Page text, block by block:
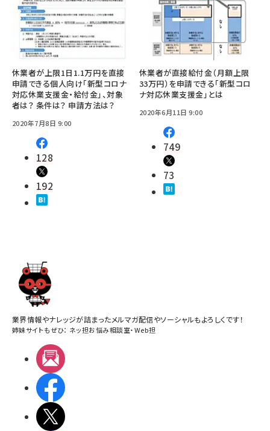
休業者が上限1日1.1万円を直接
申請できる個人向け「新型コロナ
対応休業支援金・給付金」、対象
者は？ 条件は？ 申請方法は？
2020年7月8日 9:00
128
192
休業者が直接給付金（月額上限
33万円）を申請できる「新型コロ
ナ対応休業支援金」とは
2020年6月11日 9:00
749
73
業界情報やナレッジが詰まったメルマガ配信やソーシャルもよろしくです！
姉妹サイトもぜひ： ネッ担お悩み相談室・Web担